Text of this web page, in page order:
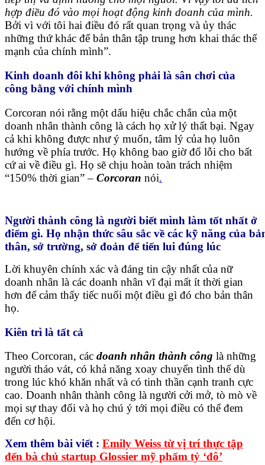
hợp điều đó vào mọi hoạt động kinh doanh của mình.
Bởi vì với tôi hai điều đó rất quan trọng và ủy thác
những thứ khác để bản thân tập trung hơn khai thác thế
mạnh của chính mình”.
Kinh doanh đôi khi không phải là sân chơi của
công bằng với chính mình
Corcoran nói rằng một dấu hiệu chắc chắn của một
doanh nhân thành công là cách họ xử lý thất bại. Ngay
cả khi không được như ý muốn, tâm lý của họ luôn
hướng về phía trước. Họ không bao giờ đổ lỗi cho bất
cứ ai về điều gì. Họ sẽ chịu hoàn toàn trách nhiệm
“150% thời gian” – Corcoran nói.
Người thành công là người biết mình làm tốt nhất ở
điểm gì. Họ nhận thức sâu sắc về các kỹ năng của
thân, sở trường, sở đoản để tiến lui đúng lúc
Lời khuyên chính xác và đáng tin cậy nhất của nữ
doanh nhân là các doanh nhân vĩ đại mất ít thời gian
hơn để cảm thấy tiếc nuối một điều gì đó cho bản thân
họ.
Kiên trì là tất cả
Theo Corcoran, các doanh nhân thành công là những
người tháo vát, có khả năng xoay chuyển tình thế dù
trong lúc khó khăn nhất và có tinh thần cạnh tranh cực
cao. Doanh nhân thành công là người cởi mở, tò mò về
mọi sự thay đổi và họ chú ý tới mọi điều có thể đem
đến cơ hội.
Xem thêm bài viết : Emily Weiss từ vị trí thực tập
đến bà chủ startup Glossier mỹ phẩm tỷ ‘đô’